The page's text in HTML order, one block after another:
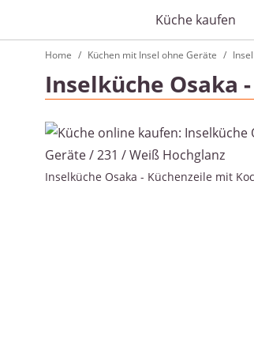
Küche kaufen
Home Küchen mit Insel ohne Geräte
Inselküche Osaka
Inselküche Osaka - Küchenzeile mit